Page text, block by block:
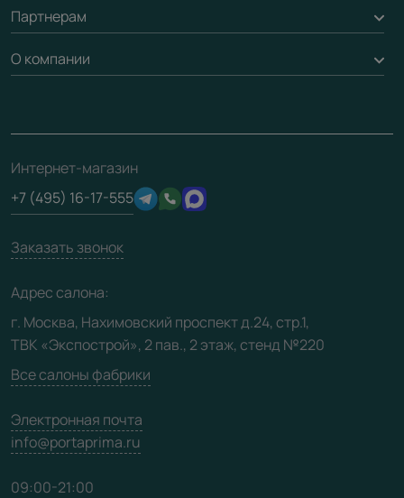
Рейки, баффели, стеллажи
Погонаж
Гарантия
Вопрос-ответ
Отзывы клиентов
Техническая информация
Юридическая информация
Вызов замерщика
Доставка
Партнерам
Дизайнерам / архитекторам
3D-модели
О компании
О фабрике
Сертификаты
Производство
Вакансии
Карта сайта
Интернет-магазин
+7 (495) 16-17-555
Заказать звонок
Адрес салона:
г. Москва, Нахимовский проспект д.24, стр.1,
ТВК «Экспострой», 2 пав., 2 этаж, стенд №220
Все салоны фабрики
Электронная почта
info@portaprima.ru
09:00-21:00